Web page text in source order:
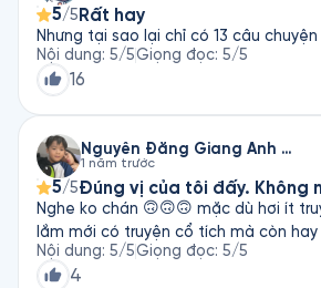
5/5 Rất hay
Nhưng tại sao lại chỉ có 13 câu
Nội dung: 5/5Giọng đọc: 5/5
16
Nguyễn Đăng Giang Anh & Con Của Nguyễn Đăng Giang Anh
1 năm trước
5/5Đúng vị của tôi đấy. Không
Nghe ko chán 🙃🙃🙃 mặc dù hơi ít
lắm mới có truyện cổ tích mà còn
Nội dung: 5/5Giọng đọc: 5/5
4